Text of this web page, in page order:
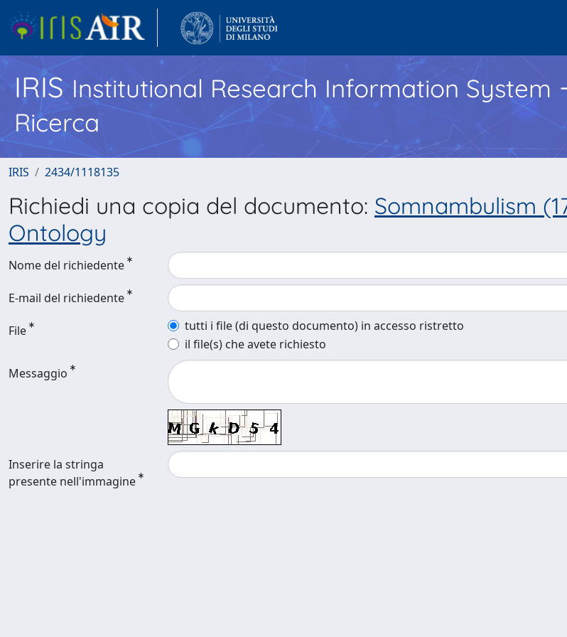
IRISInstitutional Research Information System
Ricerca
IRIS 2434/1118135
Richiedi una copia del documento: Somnambulism
Ontology
Nome del richiedente
E-mail del richiedente
File
tutti i file (di questo documento) in accesso ristretto
il file(s) che avete richiesto
Messaggio
Inserire la stringa
presente nell'immagine